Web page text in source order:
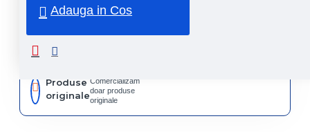
Adauga in Cos
Produse
originale
Comercializam
doar produse
originale